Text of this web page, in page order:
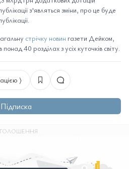
з'являться зміни, про це буде
стрічку новин газети Дейком,
40 розділах з усіх куточків світу.
⟩
Підписка